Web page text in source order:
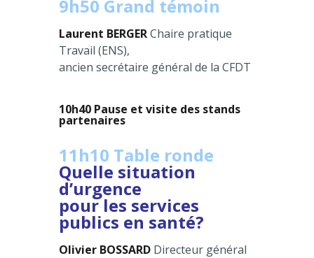
9h50 Grand témoin
Laurent BERGERChaire pratique
Travail (ENS),
ancien secrétaire général de la CFDT
10h40 Pause et visite des stands
partenaires
11h10 Table ronde
Quelle situation
d’urgence
pour les services
publics en santé?
Olivier BOSSARD Directeur général